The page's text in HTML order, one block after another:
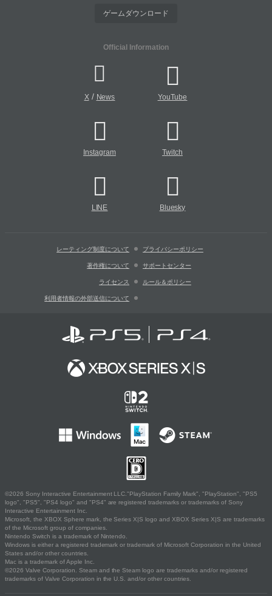
ゲームダウンロード
Official Information
X/ News YouTube
Instagram Twitch
LINE Bluesky
レーティング制度について プライバシーポリシー
著作権について サポートセンター
ライセンス ルール＆ポリシー
利用者情報の外部送信について
©2026 Sony Interactive Entertainment LLC."PlayStation Family Mark", "PlayStation", "PS5
logo", "PS5", "PS4 logo" and "PS4" are registered trademarks or trademarks of Sony
Interactive Entertainment Inc.
Microsoft, the XBOX Sphere mark, the Series X|S logo and XBOX Series X|S are trademarks
of the Microsoft group of companies.
Nintendo Switch is a trademark of Nintendo.
Windows is either a registered trademark or trademark of Microsoft Corporation in the United
States and/or other countries.
Mac is a trademark of Apple Inc.
©2026 Valve Corporation. Steam and the Steam logo are trademarks and/or registered
trademarks of Valve Corporation in the U.S. and/or other countries.